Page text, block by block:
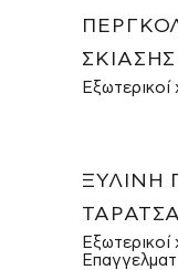
ΣΚΊΑΣΗΣ
Εξωτερικοί
ΞΎΛΙΝΗ
Εξωτερικοί